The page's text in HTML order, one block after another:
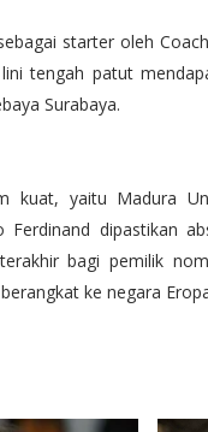
starter oleh
tengah patut
Surabaya.
kuat, yaitu Madura
dipastikan
bagi pemilik
ke negara